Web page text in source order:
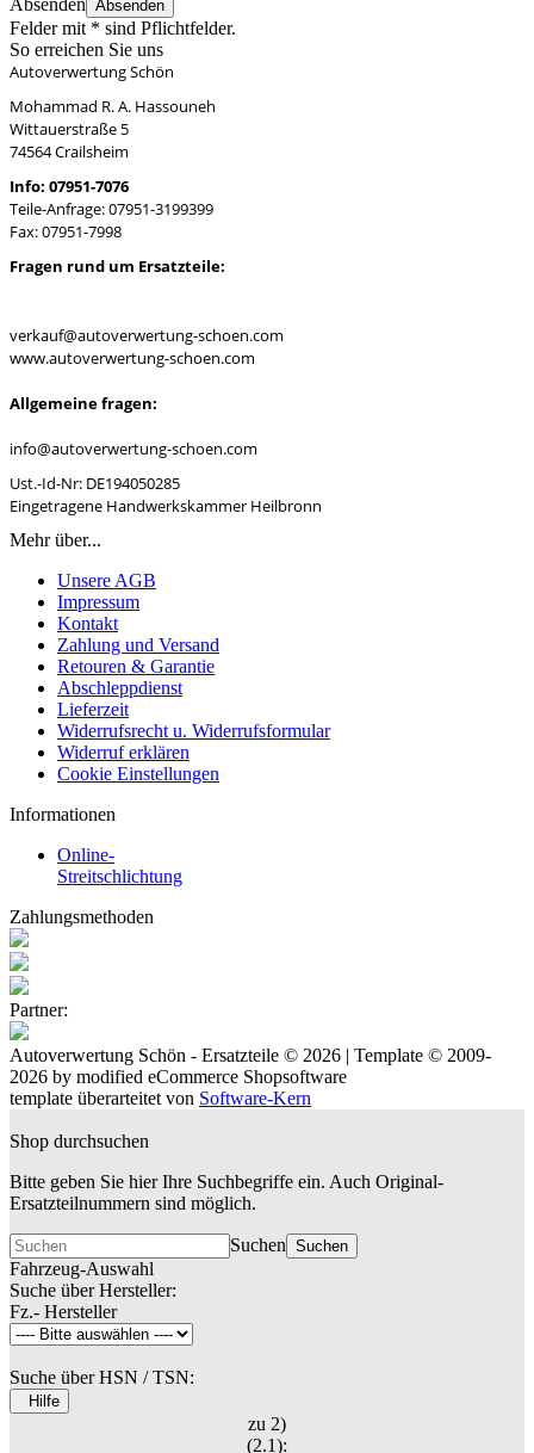
Absenden Absenden
Felder mit * sind Pflichtfelder.
So erreichen Sie uns
Autoverwertung Schön
Mohammad R. A. Hassouneh
Wittauerstraße 5
74564 Crailsheim
Info: 07951-7076
Teile-Anfrage: 07951-3199399
Fax: 07951-7998
Fragen rund um Ersatzteile:
verkauf@autoverwertung-schoen.com
www.autoverwertung-schoen.com
Allgemeine fragen:
info@autoverwertung-schoen.com
Ust.-Id-Nr: DE194050285
Eingetragene Handwerkskammer Heilbronn
Mehr über...
Unsere AGB
Impressum
Kontakt
Zahlung und Versand
Retouren & Garantie
Abschleppdienst
Lieferzeit
Widerrufsrecht u. Widerrufsformular
Widerruf erklären
Cookie Einstellungen
Informationen
Online-
Streitschlichtung
Zahlungsmethoden
Partner:
Autoverwertung Schön - Ersatzteile © 2026 | Template © 2009-
2026 by modified eCommerce Shopsoftware
template überarteitet von Software-Kern
Shop durchsuchen
Bitte geben Sie hier Ihre Suchbegriffe ein. Auch Original-
Ersatzteilnummern sind möglich.
Suchen Suchen
Fahrzeug-Auswahl
Suche über Hersteller:
Fz.- Hersteller
Suche über HSN / TSN:
Hilfe
zu 2)
(2.1):